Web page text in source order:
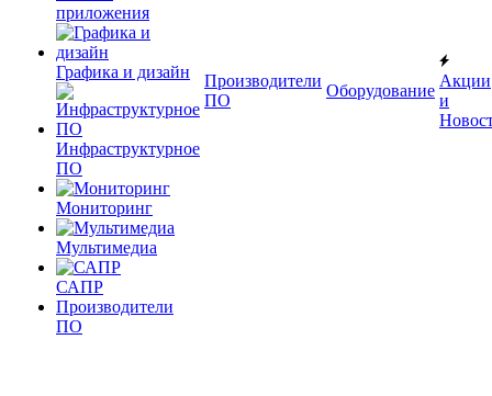
приложения
Графика и дизайн
Инфраструктурное
ПО
Мониторинг
Мультимедиа
САПР
Производители
ПО
Производители
ПО
Оборудование
Акции
и